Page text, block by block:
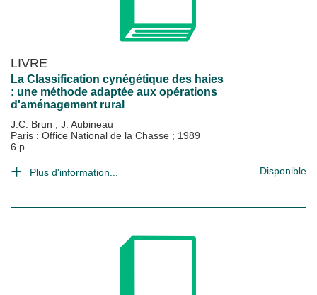
LIVRE
La Classification cynégétique des haies
: une méthode adaptée aux opérations
d'aménagement rural
J.C. Brun ; J. Aubineau
Paris : Office National de la Chasse ; 1989
6 p.
Plus d'information... Disponible